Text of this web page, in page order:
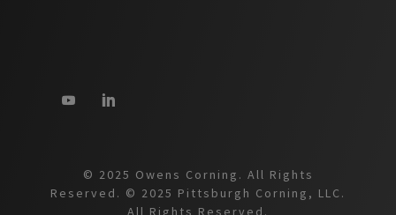
© 2025 Owens Corning. All Rights
Reserved. © 2025 Pittsburgh Corning, LLC.